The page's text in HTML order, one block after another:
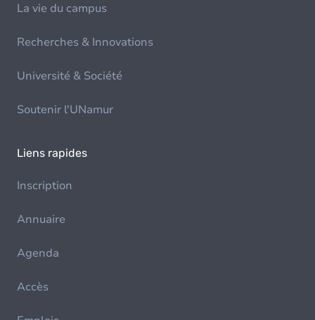
La vie du campus
Recherches & Innovations
Université & Société
Soutenir l'UNamur
Liens rapides
Inscription
Annuaire
Agenda
Accès